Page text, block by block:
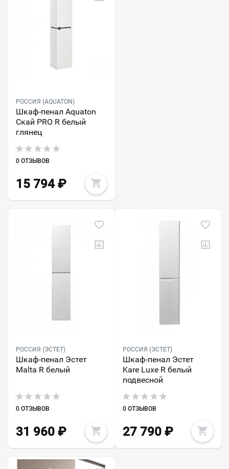
РОССИЯ (AQUATON)
Шкаф-пенал Aquaton
Скай PRO R белый
глянец
0 ОТЗЫВОВ
15 794 ₽
РОССИЯ (ЭСТЕТ)
Шкаф-пенал Эстет
Malta R белый
0 ОТЗЫВОВ
31 960 ₽
РОССИЯ (ЭСТЕТ)
Шкаф-пенал Эстет
Kare Luxe R белый
подвесной
0 ОТЗЫВОВ
27 790₽